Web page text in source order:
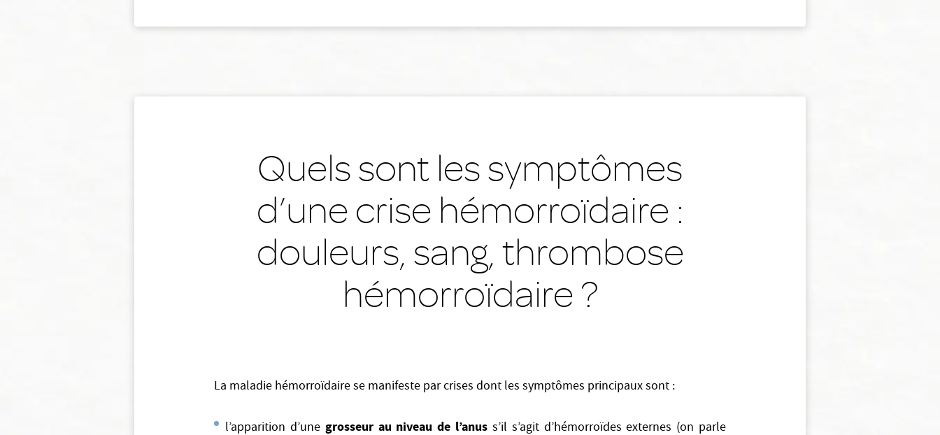
Quels sont les symptômes
d’une crise hémorroïdaire :
douleurs, sang, thrombose
hémorroïdaire ?
La maladie hémorroïdaire se manifeste par crises dont les symptômes principaux sont :
l’apparition d’une grosseur au niveau de l’anus s’il s’agit d’hémorroïdes externes (on parle